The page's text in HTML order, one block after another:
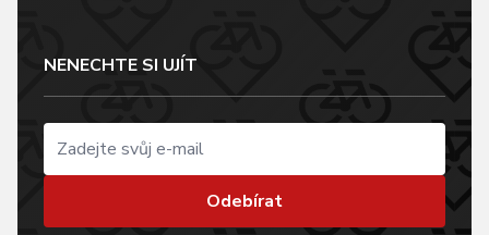
NENECHTE SI UJÍT
Odebírat